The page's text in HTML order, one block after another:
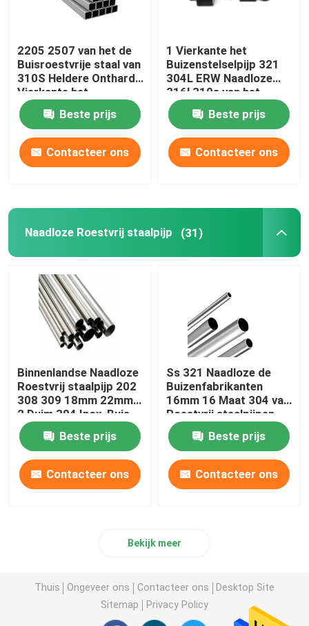
2205 2507 van het de
Buisroestvrije staal van
310S Heldere Ontharde
Vierkante het
Buizenstelselleveranciers
201 304 304L 316
316L
Beste prijs
Contacteer ons
1 Vierkante het
Buizenstelselpijp 321
304L ERW Naadloze
316l 310s van het
duimroestvrije staal 0,4
Mm
Beste prijs
Contacteer ons
Naadloze Roestvrij staalpijp (31)
Binnenlandse Naadloze
Roestvrij staalpijp 202
308 309 18mm 22mm
2 Duim 304 Inox-Buis
Beste prijs
Contacteer ons
Ss 321 Naadloze de
Buizenfabrikanten
16mm 16 Maat 304 van
Roestvrij staalpijpen
Warmtewisselaar
Beste prijs
Contacteer ons
Bekijk meer
Thuis Ongeveer ons Contacteer ons
Desktop Site
Sitemap
Privacy Policy